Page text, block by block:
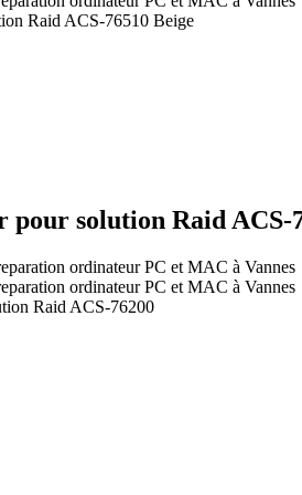
Raid ACS-76510 Beige
solution Raid ACS-
ordinateur PC et MAC à Vannes
ordinateur PC et MAC à Vannes
Raid ACS-76200